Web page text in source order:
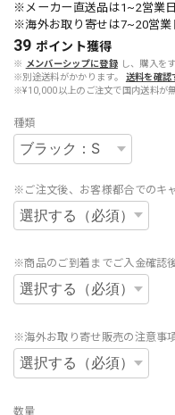
※メーカー直送品は1~2営業
※海外お取り寄せは7~20営業
39 ポイント獲得
※ メンバーシップに登録 し、購入を
※別途送料がかかります。
送料を確認
※¥10,000以上のご注文で国内送料が無
種類
※ご注文後、お客様都合でのキ
※商品のご到着までご入金確認
※海外お取り寄せ販売の注意事
数量